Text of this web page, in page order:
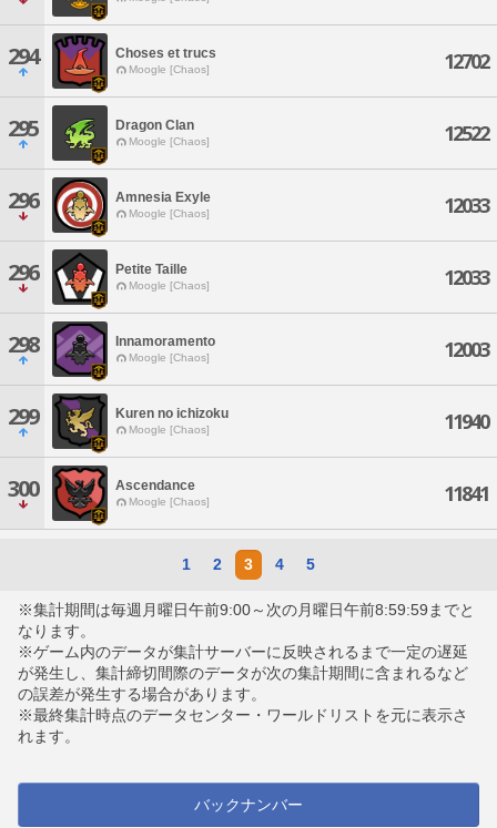
294 Choses et trucs
Moogle [Chaos] 12702
295 Dragon Clan
Moogle [Chaos] 12522
296 Amnesia Exyle
Moogle [Chaos] 12033
296 Petite Taille
Moogle [Chaos] 12033
298 Innamoramento
Moogle [Chaos] 12003
299 Kuren no ichizoku
Moogle [Chaos] 11940
300 Ascendance
Moogle [Chaos] 11841
1 2 3 4 5
※集計期間は毎週月曜日午前9:00～次の月曜日午前8:59:59までと
なります。
※ゲーム内のデータが集計サーバーに反映されるまで一定の遅延
が発生し、集計締切間際のデータが次の集計期間に含まれるなど
の誤差が発生する場合があります。
※最終集計時点のデータセンター・ワールドリストを元に表示さ
れます。
バックナンバー